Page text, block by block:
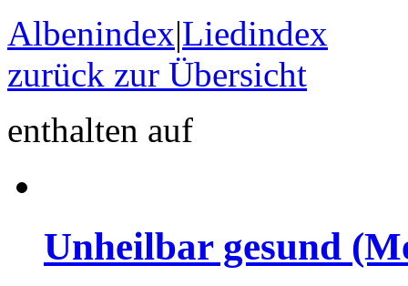
Albenindex|Liedindex
zurück zur Übersicht
enthalten auf
Unheilbar gesund